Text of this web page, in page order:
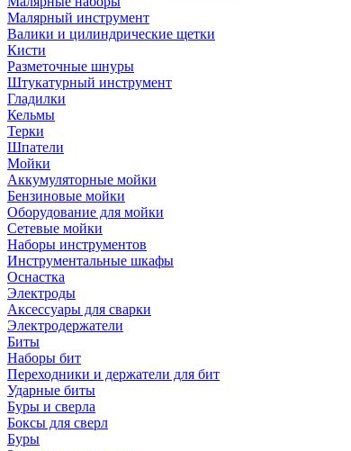
Малярный инструмент
Валики и цилиндрические щетки
Кисти
Разметочные шнуры
Штукатурный инструмент
Гладилки
Кельмы
Терки
Шпатели
Мойки
Аккумуляторные мойки
Бензиновые мойки
Оборудование для мойки
Сетевые мойки
Наборы инструментов
Инструментальные шкафы
Оснастка
Электроды
Аксессуары для сварки
Электродержатели
Биты
Наборы бит
Переходники и держатели для бит
Ударные биты
Буры и сверла
Боксы для сверл
Буры